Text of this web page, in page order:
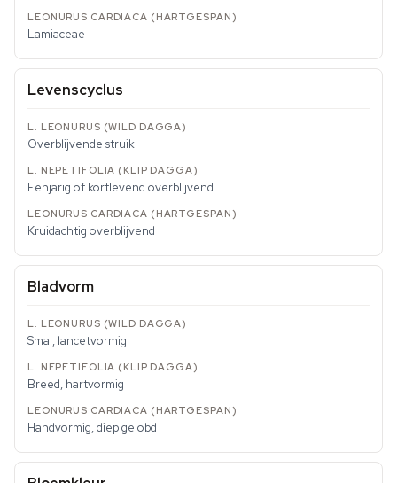
Lamiaceae
Levenscyclus
Overblijvende struik
Eenjarig of kortlevend overblijvend
Kruidachtig overblijvend
Bladvorm
Smal, lancetvormig
Breed, hartvormig
Handvormig, diep gelobd